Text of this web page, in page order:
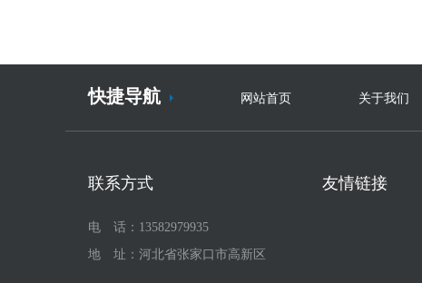
快捷导航 网站首页 关于我们
联系方式
电 话：13582979935
地 址：河北省张家口市高新区
友情链接